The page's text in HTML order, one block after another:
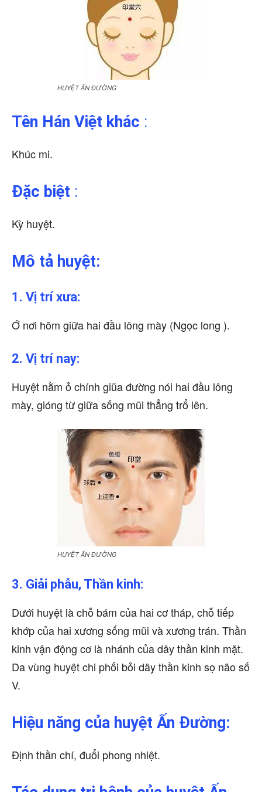
HUYỆT ẤN ĐƯỜNG
Tên Hán Việt khác :
Khúc mi.
Đặc biệt :
Kỳ huyệt.
Mô tả huyệt:
1. Vị trí xưa:
Ớ nơi hõm giữa hai đầu lông mày (Ngọc long ).
2. Vị trí nay:
Huyệt nằm ỏ chính giũa đường nói hai đầu lông
mày, gióng từ giữa sống mũi thẳng trổ lên.
HUYỆT ẤN ĐƯỜNG
3. Giải phẫu, Thần kinh:
Dưới huyệt là chỗ bám của hai cơ tháp, chỗ tiếp
khớp của hai xương sống mũi và xương trán. Thần
kinh vận động cơ là nhánh của dây thần kinh mặt.
Da vùng huyệt chi phối bỏi dây thần kinh sọ não số
V.
Hiệu năng của huyệt Ấn Đường:
Định thần chí, đuổi phong nhiệt.